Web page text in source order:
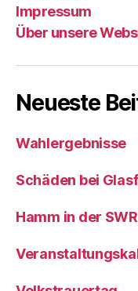
Impressum
Über unsere
Neueste
Wahlergebnisse
Schäden bei
Hamm in der